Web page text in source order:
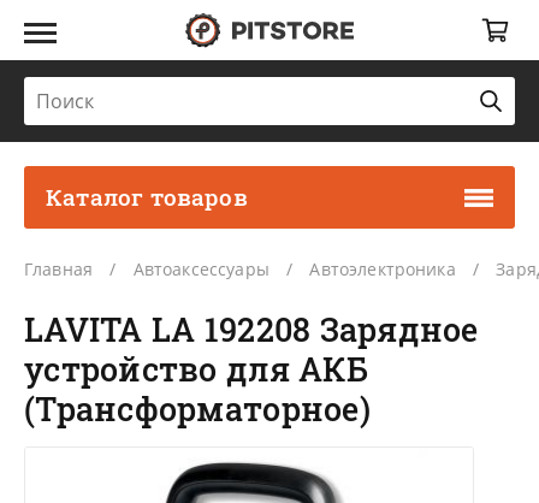
Каталог товаров
Главная Автоаксессуары Автоэлектроника
LAVITA LA 192208 Зарядное
устройство для АКБ
(Трансформаторное)